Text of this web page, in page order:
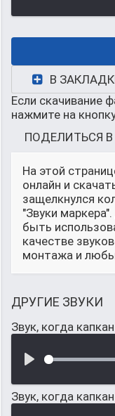
В
Если скачивание
нажмите на
ПОДЕЛИТЬСЯ В
На этой
онлайн и
защелкнулся
"Звуки
быть
качестве
монтажа и
ДРУГИЕ ЗВУКИ
Звук, когда
Звук, когда